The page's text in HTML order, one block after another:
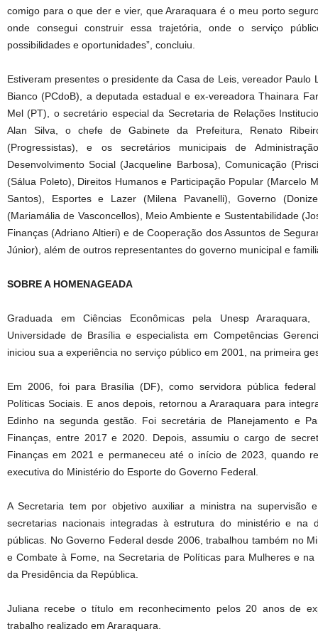
comigo para o que der e vier, que Araraquara é o meu porto
onde consegui construir essa trajetória, onde o serviço
possibilidades e oportunidades”, concluiu.
Estiveram presentes o presidente da Casa de Leis, vereador Paulo
Bianco (PCdoB), a deputada estadual e ex-vereadora Thainara
Mel (PT), o secretário especial da Secretaria de Relações
Alan Silva, o chefe de Gabinete da Prefeitura, Renato
(Progressistas), e os secretários municipais de
Desenvolvimento Social (Jacqueline Barbosa), Comunicação
(Sálua Poleto), Direitos Humanos e Participação Popular (Marcelo
Santos), Esportes e Lazer (Milena Pavanelli), Governo
(Mariamália de Vasconcellos), Meio Ambiente e Sustentabilidade
Finanças (Adriano Altieri) e de Cooperação dos Assuntos de
Júnior), além de outros representantes do governo municipal e
SOBRE A HOMENAGEADA
Graduada em Ciências Econômicas pela Unesp
Universidade de Brasília e especialista em Competências
iniciou sua a experiência no serviço público em 2001, na primeira
Em 2006, foi para Brasília (DF), como servidora pública
Políticas Sociais. E anos depois, retornou a Araraquara para
Edinho na segunda gestão. Foi secretária de Planejamento e
Finanças, entre 2017 e 2020. Depois, assumiu o cargo de
Finanças em 2021 e permaneceu até o início de 2023, quando
executiva do Ministério do Esporte do Governo Federal.
A Secretaria tem por objetivo auxiliar a ministra na supervisão
secretarias nacionais integradas à estrutura do ministério e na
públicas. No Governo Federal desde 2006, trabalhou também no
e Combate à Fome, na Secretaria de Políticas para Mulheres e
da Presidência da República.
Juliana recebe o título em reconhecimento pelos 20 anos de
trabalho realizado em Araraquara.